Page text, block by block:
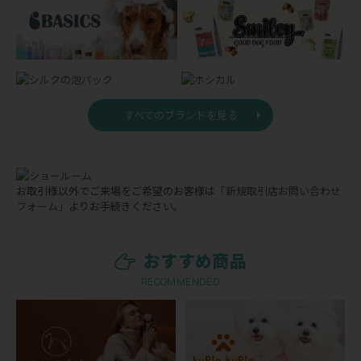
すべてのブランドを見る
お取引様以外でご来場をご希望のお客様は 「新規取引店お問い合わせ
フォーム」 よりお手続きください。
おすすめ商品
RECOMMENDED